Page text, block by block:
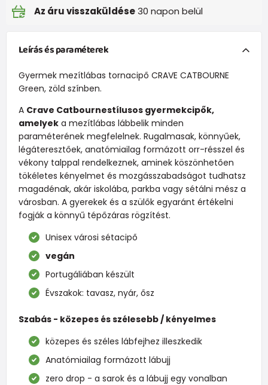
Az áru visszaküldése30 napon belül
Leírás és paraméterek
Gyermek mezítlábas tornacipő CRAVE CATBOURNE
Green, zöld színben.
A Crave Catbournestílusos gyermekcipők,
amelyeka mezítlábas lábbelik minden
paraméterének megfelelnek. Rugalmasak, könnyűek,
légáteresztőek, anatómiailag formázott orr-résszel és
vékony talppal rendelkeznek, aminek köszönhetően
tökéletes kényelmet és mozgásszabadságot tudhatsz
magadénak, akár iskolába, parkba vagy sétálni mész a
városban. A gyerekek és a szülők egyaránt értékelni
fogják a könnyű tépőzáras rögzítést.
Unisex városi sétacipő
vegán
Portugáliában készült
Évszakok: tavasz, nyár, ősz
Szabás - közepes és szélesebb / kényelmes
közepes és széles lábfejhez illeszkedik
Anatómiailag formázott lábujj
zero drop - a sarok és a lábujj egy vonalban